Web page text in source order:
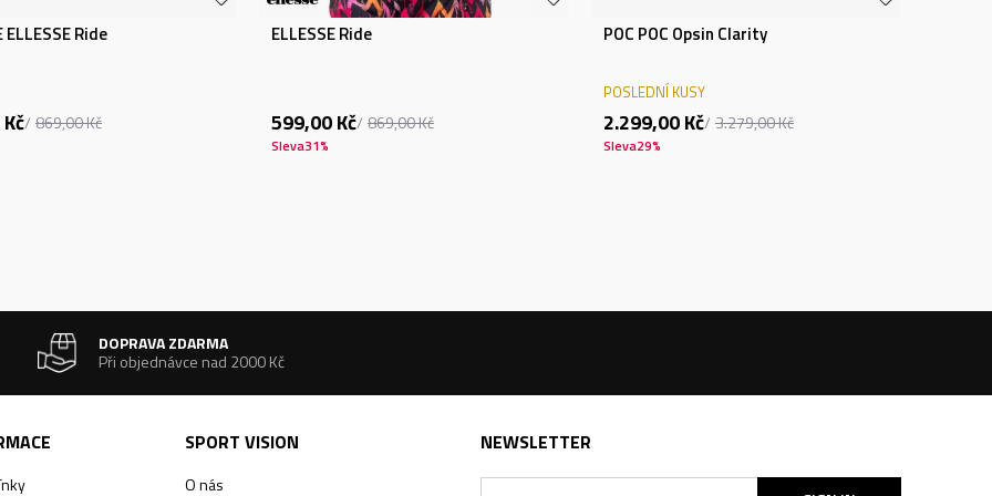
ELLESSE Ride
Kč 869,00Kč
ELLESSE Ride
599,00Kč 869,00Kč
Sleva31%
POC POC Opsin Clarity
POSLEDNÍ KUSY
2.299,00Kč 3.279,00Kč
Sleva29%
DOPRAVA ZDARMA
Při objednávce nad 2000 Kč
SPORT VISION
O nás
NEWSLETTER